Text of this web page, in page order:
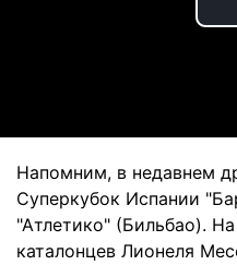
Напомним, в недавнем
Суперкубок Испании
"Атлетико" (Бильбао).
каталонцев Лионеля